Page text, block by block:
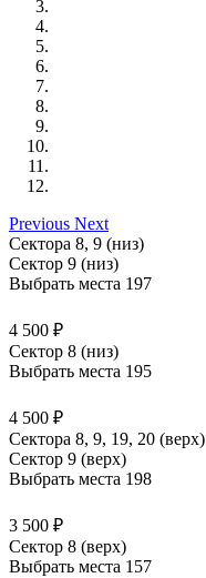
Previous Next
Сектора 8, 9 (низ)
Сектор 9 (низ)
Выбрать места 197
4 500 ₽
Сектор 8 (низ)
Выбрать места 195
4 500 ₽
Сектора 8, 9, 19, 20 (верх)
Сектор 9 (верх)
Выбрать места 198
3 500 ₽
Сектор 8 (верх)
Выбрать места 157